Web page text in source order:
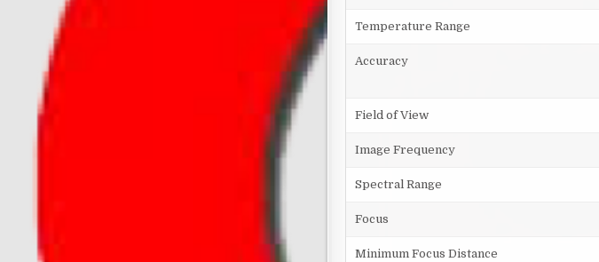
Temperature Range
Accuracy
Field of View
Image Frequency
Spectral Range
Focus
Minimum Focus Distance